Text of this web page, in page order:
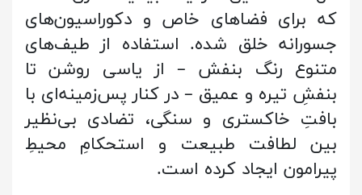
که برای فضاهای خاص و دکوراسیون‌های
جسورانه خلق شده. استفاده از طیف‌های
متنوع رنگ بنفش – از یاسی روشن تا
بنفشِ تیره و عمیق – در کنار پس‌زمینه‌ای با
بافتِ خاکستری و سنگی، تضادی بی‌نظیر
بین لطافت طبیعت و استحکامِ محیطِ
پیرامون ایجاد کرده است.